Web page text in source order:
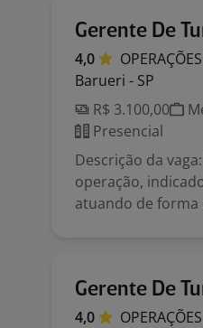
Gerente De
4,0 OPERAÇÕES
Barueri - SP
R$ 3.100,00
Presencial
Descrição da
operação,
atuando de forma
Gerente De
4,0 OPERAÇÕES